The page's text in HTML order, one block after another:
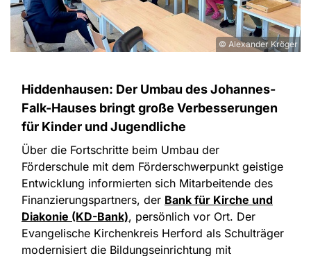
© Alexander Kröger
Hiddenhausen: Der Umbau des Johannes-
Falk-Hauses bringt große Verbesserungen
für Kinder und Jugendliche
Über die Fortschritte beim Umbau der
Förderschule mit dem Förderschwerpunkt geistige
Entwicklung informierten sich Mitarbeitende des
Finanzierungspartners, der Bank für Kirche und
Diakonie (KD-Bank), persönlich vor Ort. Der
Evangelische Kirchenkreis Herford als Schulträger
modernisiert die Bildungseinrichtung mit